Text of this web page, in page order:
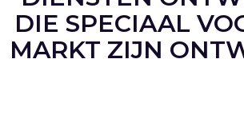
DIE SPECIAAL
MARKT ZIJN